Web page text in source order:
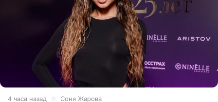
4 часа назад Соня Жарова